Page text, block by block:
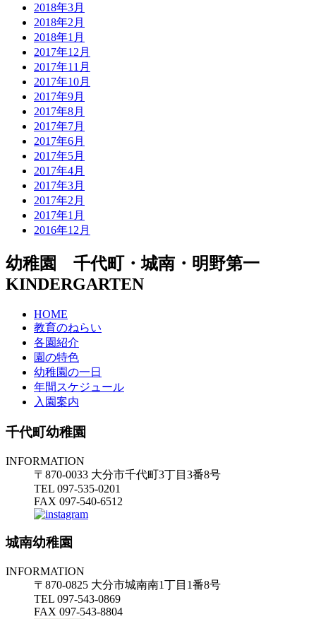
2018年3月
2018年2月
2018年1月
2017年12月
2017年11月
2017年10月
2017年9月
2017年8月
2017年7月
2017年6月
2017年5月
2017年4月
2017年3月
2017年2月
2017年1月
2016年12月
幼稚園 千代町・城南・明野第一
KINDERGARTEN
HOME
教育のねらい
各園紹介
園の特色
幼稚園の一日
年間スケジュール
入園案内
千代町幼稚園
INFORMATION
〒870-0033 大分市千代町3丁目3番8号
TEL 097-535-0201
FAX 097-540-6512
城南幼稚園
INFORMATION
〒870-0825 大分市城南南1丁目1番8号
TEL 097-543-0869
FAX 097-543-8804